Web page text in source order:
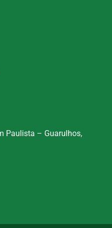
Paulista – Guarulhos,